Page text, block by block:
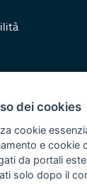
Puglia
del POR
dei cookies
cookie
e cookie
da portali
solo dopo il